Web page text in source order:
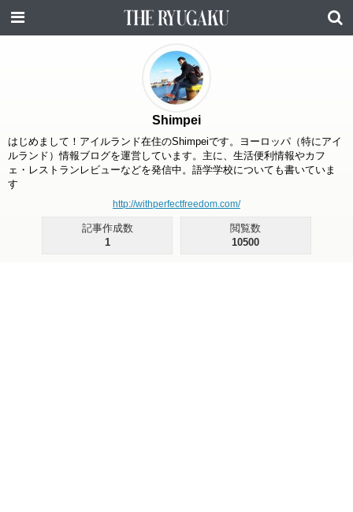
Shimpei
はじめまして！アイルランド在住のShimpeiです。ヨーロッパ（特にアイ
ルランド）情報ブログを運営しています。主に、生活便利情報やカフ
ェ・レストランレビューなどを発信中。語学学校についても書いていま
す
http://withperfectfreedom.com/
記事作成数
1
閲覧数
10500